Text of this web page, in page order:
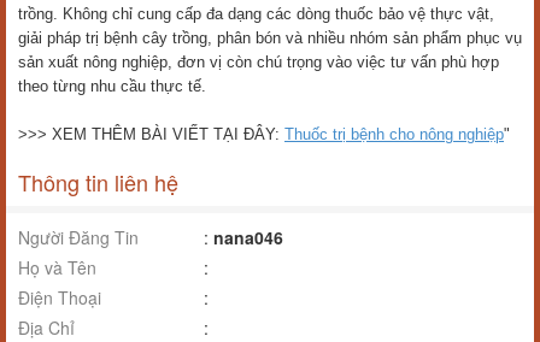
trồng. Không chỉ cung cấp đa dạng các dòng thuốc bảo vệ thực vật,
giải pháp trị bệnh cây trồng, phân bón và nhiều nhóm sản phẩm phục vụ
sản xuất nông nghiệp, đơn vị còn chú trọng vào việc tư vấn phù hợp
theo từng nhu cầu thực tế.
>>> XEM THÊM BÀI VIẾT TẠI ĐÂY: Thuốc trị bệnh cho nông nghiệp"
Thông tin liên hệ
Người Đăng Tin : nana046
Họ và Tên
:
Điện Thoại
:
Địa Chỉ
: